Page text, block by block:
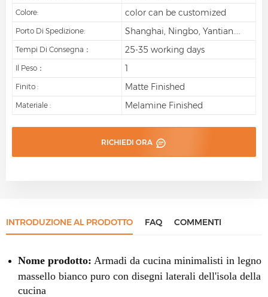
Colore: color can be customized
Porto Di Spedizione: Shanghai, Ningbo, Yantian....
Tempi Di Consegna： 25-35 working days
Il Peso： 1
Finito : Matte Finished
Materiale : Melamine Finished
RICHIEDI ORA
INTRODUZIONE AL PRODOTTO FAQ COMMENTI
Nome prodotto: Armadi da cucina minimalisti in legno
massello bianco puro con disegni laterali dell'isola della
cucina